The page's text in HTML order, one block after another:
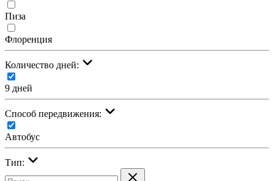
Пиза
Флоренция
Количество дней:
9 дней
Cпособ передвижения:
Автобус
Тип: